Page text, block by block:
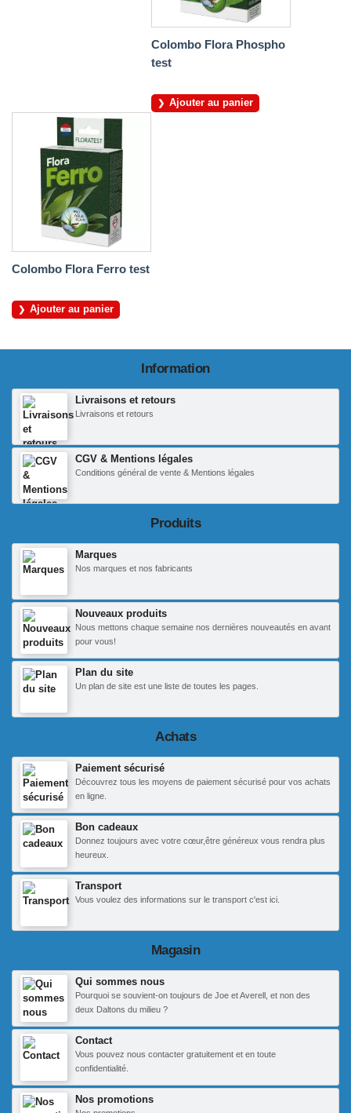
Colombo Flora Phospho
test
Ajouter au panier
Colombo Flora Ferro test
Ajouter au panier
Information
Livraisons et retours
Livraisons et retours
CGV & Mentions légales
Conditions général de vente & Mentions légales
Produits
Marques
Nos marques et nos fabricants
Nouveaux produits
Nous mettons chaque semaine nos dernières nouveautés en avant
pour vous!
Plan du site
Un plan de site est une liste de toutes les pages.
Achats
Paiement sécurisé
Découvrez tous les moyens de paiement sécurisé pour vos achats
en ligne.
Bon cadeaux
Donnez toujours avec votre cœur,être généreux vous rendra plus
heureux.
Transport
Vous voulez des informations sur le transport c'est ici.
Magasin
Qui sommes nous
Pourquoi se souvient-on toujours de Joe et Averell, et non des
deux Daltons du milieu ?
Contact
Vous pouvez nous contacter gratuitement et en toute
confidentialité.
Nos promotions